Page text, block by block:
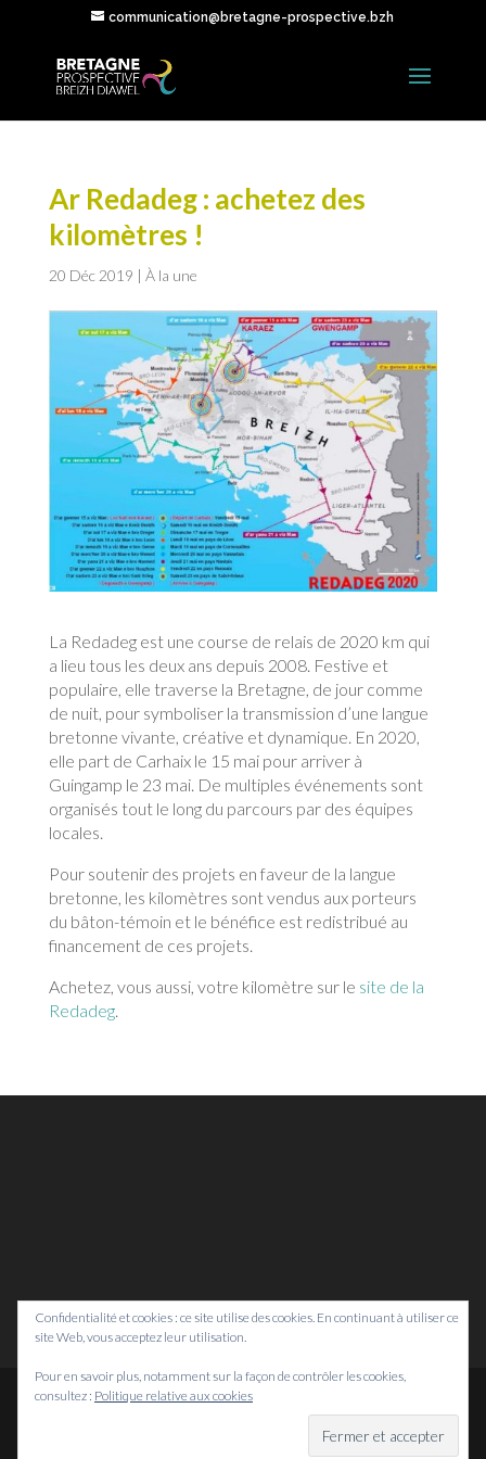
communication@bretagne-prospective.bzh
Ar Redadeg : achetez des
kilomètres !
20 Déc 2019 | À la une
La Redadeg est une course de relais de 2020 km qui
a lieu tous les deux ans depuis 2008. Festive et
populaire, elle traverse la Bretagne, de jour comme
de nuit, pour symboliser la transmission d’une langue
bretonne vivante, créative et dynamique. En 2020,
elle part de Carhaix le 15 mai pour arriver à
Guingamp le 23 mai. De multiples événements sont
organisés tout le long du parcours par des équipes
locales.
Pour soutenir des projets en faveur de la langue
bretonne, les kilomètres sont vendus aux porteurs
du bâton-témoin et le bénéfice est redistribué au
financement de ces projets.
Achetez, vous aussi, votre kilomètre sur le site de la
Redadeg.
2026
Mentions légales
Confidentialité et cookies : ce site utilise des cookies. En continuant à utiliser ce
site Web, vous acceptez leur utilisation.
Pour en savoir plus, notamment sur la façon de contrôler les cookies,
consultez : Politique relative aux cookies